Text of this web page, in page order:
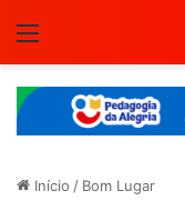
Início / Bom Lugar